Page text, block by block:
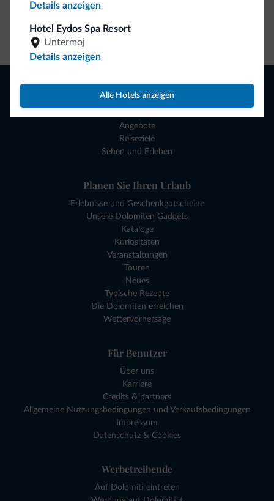
Details anzeigen
Hotel Eydos Spa Resort
Untermoj
Details anzeigen
Alle Hotels anzeigen
Zum Shop gehen
Browsen
Hotels und mehr
Angebote
Reiseziele
Sehen und Erleben
Planen Sie Ihren Urlaub
Erlebnisse und Geschenkgutscheine
Unsere Dolomiten Gadgets
Kataloge
Kuriositäten
Veranstaltungen
Touren
Neues
Typische Rezepte
Die Dolomiten erreichen
Wettervorhersage
Für Benutzer
Über uns
Karriere
Credits & partners
Allgemeine Nutzungsbedingungen und Verkaufsbedingungen
Impressum
Datenschutz & Cookies
Werbetreibende
Auf Dolomiti eintreten